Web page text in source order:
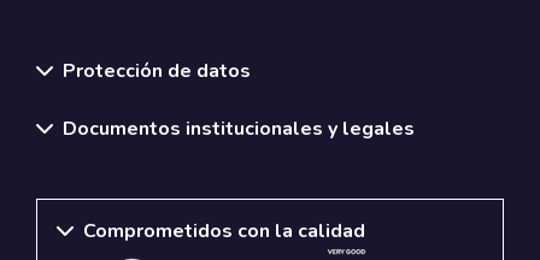
Protección de datos
Documentos institucionales y legales
Comprometidos con la calidad